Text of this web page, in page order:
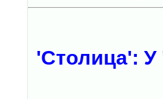
'Столица': У